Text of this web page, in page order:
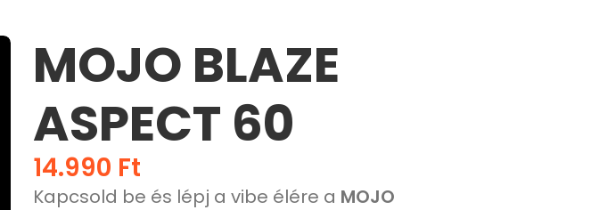
MOJO BLAZE
ASPECT 60
14.990 Ft
Kapcsold be és lépj a vibe élére a MOJO